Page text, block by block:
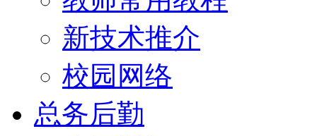
新技术推介
校园网络
总务后勤